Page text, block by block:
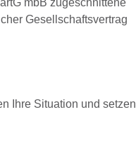
mbB zugeschnittene
Gesellschaftsvertrag
Ihre Situation und setzen